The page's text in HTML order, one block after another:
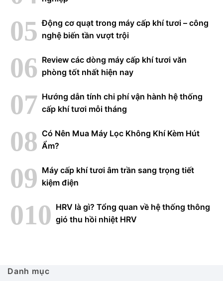
Động cơ quạt trong máy cấp khí tươi – công
nghệ biến tần vượt trội
Review các dòng máy cấp khí tươi văn
phòng tốt nhất hiện nay
Hướng dẫn tính chi phí vận hành hệ thống
cấp khí tươi mỗi tháng
Có Nên Mua Máy Lọc Không Khí Kèm Hút
Ẩm?
Máy cấp khí tươi âm trần sang trọng tiết
kiệm điện
HRV là gì? Tổng quan về hệ thống thông
gió thu hồi nhiệt HRV
Danh mục